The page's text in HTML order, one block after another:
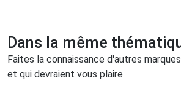
Dans la même
Faites la connaissance d'autres
et qui devraient vous plaire